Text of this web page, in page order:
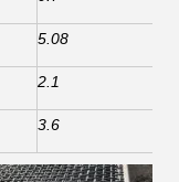
5.08
2.1
3.6